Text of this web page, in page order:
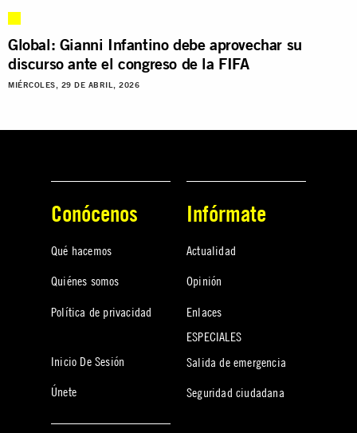
Global: Gianni Infantino debe aprovechar su
discurso ante el congreso de la FIFA
MIÉRCOLES, 29 DE ABRIL, 2026
Conócenos
Qué hacemos
Quiénes somos
Política de privacidad
Inicio De Sesión
Únete
Infórmate
Actualidad
Opinión
Enlaces
ESPECIALES
Salida de emergencia
Seguridad ciudadana